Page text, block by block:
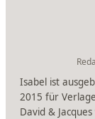
Isabel ist
2015 für
David &